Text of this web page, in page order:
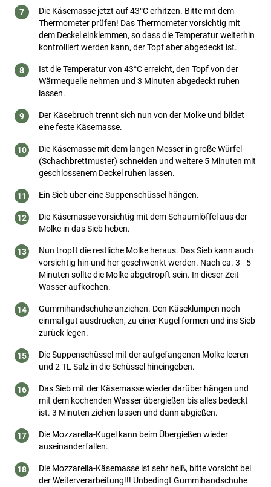
Die Käsemasse jetzt auf 43°C erhitzen. Bitte mit dem
Thermometer prüfen! Das Thermometer vorsichtig mit
dem Deckel einklemmen, so dass die Temperatur weiterhin
kontrolliert werden kann, der Topf aber abgedeckt ist.
Ist die Temperatur von 43°C erreicht, den Topf von der
Wärmequelle nehmen und 3 Minuten abgedeckt ruhen
lassen.
Der Käsebruch trennt sich nun von der Molke und bildet
eine feste Käsemasse.
Die Käsemasse mit dem langen Messer in große Würfel
(Schachbrettmuster) schneiden und weitere 5 Minuten mit
geschlossenem Deckel ruhen lassen.
Ein Sieb über eine Suppenschüssel hängen.
Die Käsemasse vorsichtig mit dem Schaumlöffel aus der
Molke in das Sieb heben.
Nun tropft die restliche Molke heraus. Das Sieb kann auch
vorsichtig hin und her geschwenkt werden. Nach ca. 3 - 5
Minuten sollte die Molke abgetropft sein. In dieser Zeit
Wasser aufkochen.
Gummihandschuhe anziehen. Den Käseklumpen noch
einmal gut ausdrücken, zu einer Kugel formen und ins Sieb
zurück legen.
Die Suppenschüssel mit der aufgefangenen Molke leeren
und 2 TL Salz in die Schüssel hineingeben.
Das Sieb mit der Käsemasse wieder darüber hängen und
mit dem kochenden Wasser übergießen bis alles bedeckt
ist. 3 Minuten ziehen lassen und dann abgießen.
Die Mozzarella-Kugel kann beim Übergießen wieder
auseinanderfallen.
Die Mozzarella-Käsemasse ist sehr heiß, bitte vorsicht bei
der Weiterverarbeitung!!! Unbedingt Gummihandschuhe